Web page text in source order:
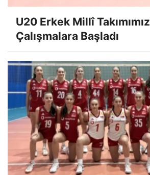
U20 Erkek Millî Takımımız
Çalışmalara Başladı